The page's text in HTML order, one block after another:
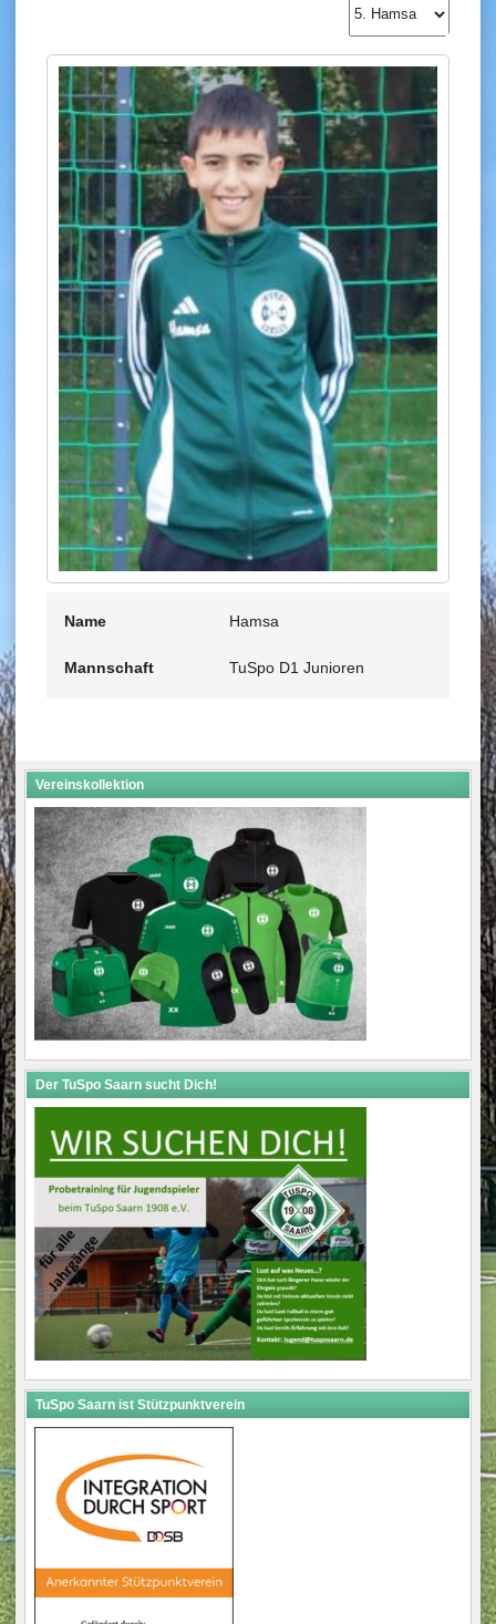
Name Hamsa
Mannschaft TuSpo D1 Junioren
Vereinskollektion
Der TuSpo Saarn sucht Dich!
TuSpo Saarn ist Stützpunktverein